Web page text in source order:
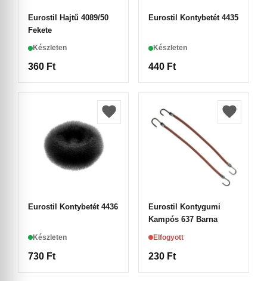
Eurostil Hajtű 4089/50
Fekete
Készleten
360 Ft
Eurostil Kontybetét 4435
Készleten
440 Ft
Eurostil Kontybetét 4436
Készleten
730 Ft
Eurostil Kontygumi
Kampós 637 Barna
Elfogyott
230 Ft